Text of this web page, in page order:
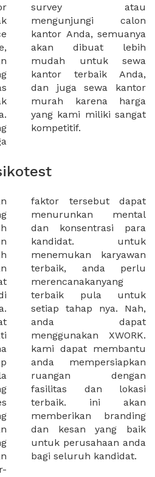
kompetitif.
bagi seluruh kandidat.